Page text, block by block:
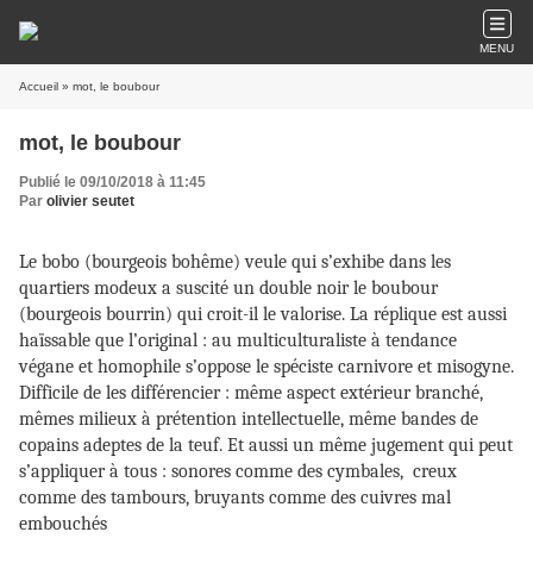
MENU
Accueil » mot, le boubour
mot, le boubour
Publié le 09/10/2018 à 11:45
Par olivier seutet
Le bobo (bourgeois bohême) veule qui s’exhibe dans les
quartiers modeux a suscité un double noir le boubour
(bourgeois bourrin) qui croit-il le valorise. La réplique est aussi
haïssable que l’original : au multiculturaliste à tendance
végane et homophile s’oppose le spéciste carnivore et misogyne.
Difficile de les différencier : même aspect extérieur branché,
mêmes milieux à prétention intellectuelle, même bandes de
copains adeptes de la teuf. Et aussi un même jugement qui peut
s’appliquer à tous : sonores comme des cymbales, creux
comme des tambours, bruyants comme des cuivres mal
embouchés